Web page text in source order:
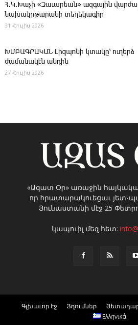
Հ․Կ․Խաչի «Զաւարեան» ազգային
նախակրթարանի տեղեկագիր
31 Հուլիս 2026
ԽՄԲԱԳՐԱԿԱՆ ­Լիզպոնի կտակը՝ ուղերձ
ժամանակէն անդին
27 Հուլիս 2026
«Ազատ Օր» առաջին
որ հրատարակուեցաւ յետ-
Յունաստանի մէջ 25
կապուիլ մեզ հետ:
Գլխաւոր էջ Յղումներ
Ελληνικά